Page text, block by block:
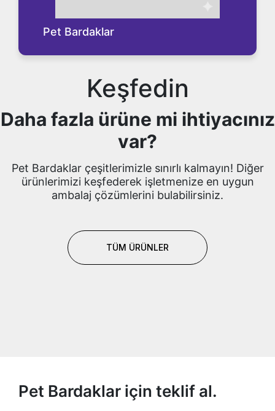
Pet Bardaklar
Keşfedin
Daha fazla ürüne mi ihtiyacınız
var?
Pet Bardaklar çeşitlerimizle sınırlı kalmayın! Diğer
ürünlerimizi keşfederek işletmenize en uygun
ambalaj çözümlerini bulabilirsiniz.
TÜM ÜRÜNLER
Pet Bardaklar için teklif al.